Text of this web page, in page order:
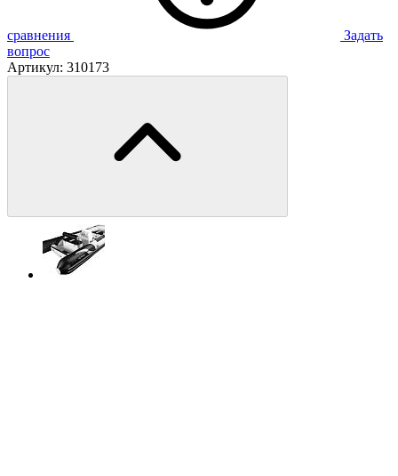
сравнения
Задать
вопрос
Артикул: 310173